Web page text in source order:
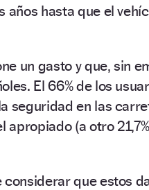
años hasta que el
un gasto y que, sin
El 66% de los
seguridad en las
apropiado (a otro
considerar que estos